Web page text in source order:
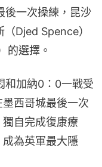
後一次操練，昆沙
Djed Spence）
的選擇。
和加納0：0一戰受
西哥城最後一次
自完成復康療
為英軍最大隱